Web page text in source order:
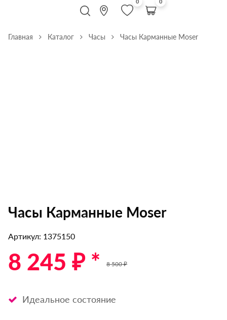
0 0
Главная Каталог Часы Часы Карманные Moser
Часы Карманные Moser
Артикул: 1375150
8 245 ₽ * 8 500 ₽
Идеальное состояние